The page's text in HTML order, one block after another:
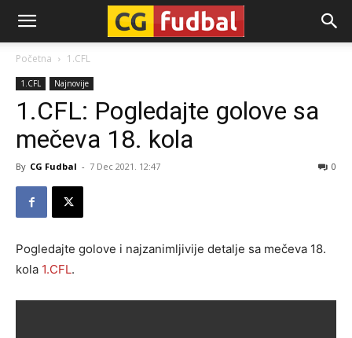
CG-
Fudbal
Početna 1.CFL
1.CFL Najnovije
1.CFL: Pogledajte golove sa
mečeva 18. kola
By CG Fudbal - 7 Dec 2021. 12:47 0
Pogledajte golove i najzanimljivije detalje sa mečeva 18.
kola 1.CFL.